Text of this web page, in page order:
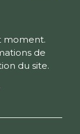
moment.
de
du site.